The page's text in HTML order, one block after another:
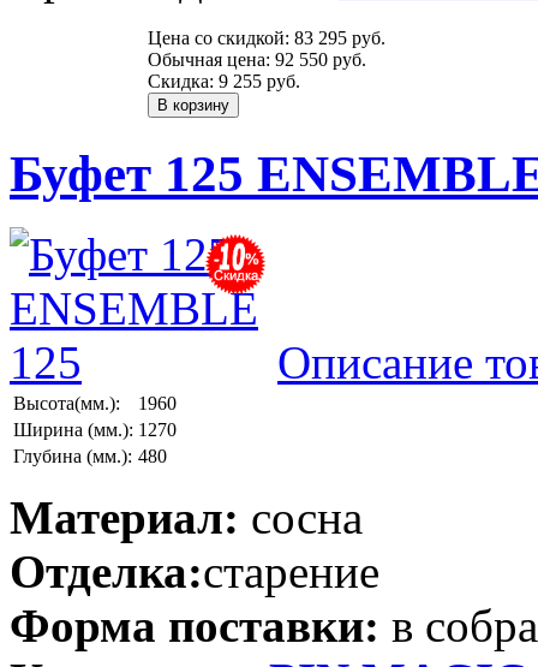
Цена со скидкой: 83 295 руб.
Обычная цена: 92 550 руб.
Скидка: 9 255 руб.
Буфет 125
Описание
Высота(мм.):
1960
Ширина (мм.): 1270
Глубина (мм.): 480
Материал: сосна
Отделка:старение
Форма поставки: в